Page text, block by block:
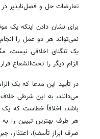
تعارضات حل و فصل‌ناپذیر در
برای نشان دادن اینکه یک
نمی‌تواند هر دو عمل را
یک تنگنای اخلاقی نیست،
الزام دیگر را تحت‌الشعاع
در تأیید این مدعا که یک
می‌دانند، به این شرطی
باشد، اخلاقاً خطاست که یک
هر طرف بهترین تبیین را
صرف ابراز تأسف)، اعتذار،